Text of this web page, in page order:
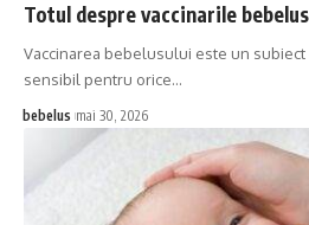
Totul despre vaccinarile
Vaccinarea bebelusului este un
sensibil pentru orice…
bebelus mai 30, 2026